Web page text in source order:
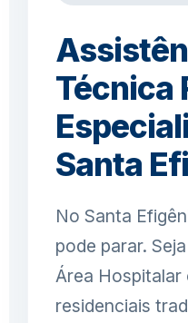
Técnica
Santa
No Santa
pode parar.
Área Hospitalar
residenciais